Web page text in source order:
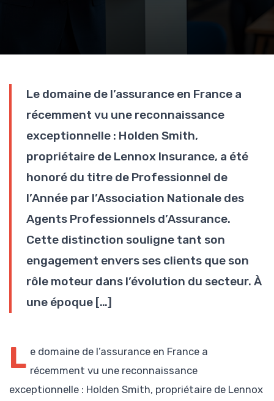
Le domaine de l’assurance en France a
récemment vu une reconnaissance
exceptionnelle : Holden Smith,
propriétaire de Lennox Insurance, a été
honoré du titre de Professionnel de
l’Année par l’Association Nationale des
Agents Professionnels d’Assurance.
Cette distinction souligne tant son
engagement envers ses clients que son
rôle moteur dans l’évolution du secteur. À
une époque […]
L e domaine de l’assurance en France a
récemment vu une reconnaissance
exceptionnelle : Holden Smith, propriétaire de Lennox